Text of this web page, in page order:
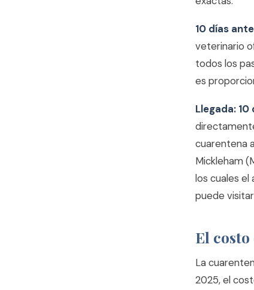
10 días
veterinario
todos los
es
Llegada:
cuarentena
Mickleham
los cuales
puede
El
La
2025, el